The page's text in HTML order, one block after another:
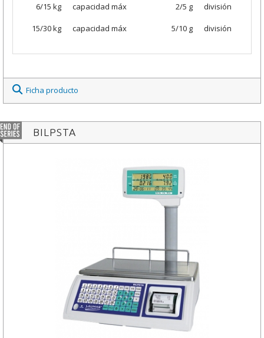
6/15 kg capacidad máx 2/5 g división
15/30 kg capacidad máx 5/10 g división
Ficha producto
BILPSTA